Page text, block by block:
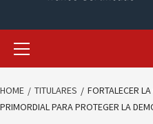
HOME TITULARES
FORTALECER
PRIMORDIAL PARA PROTEGER LA